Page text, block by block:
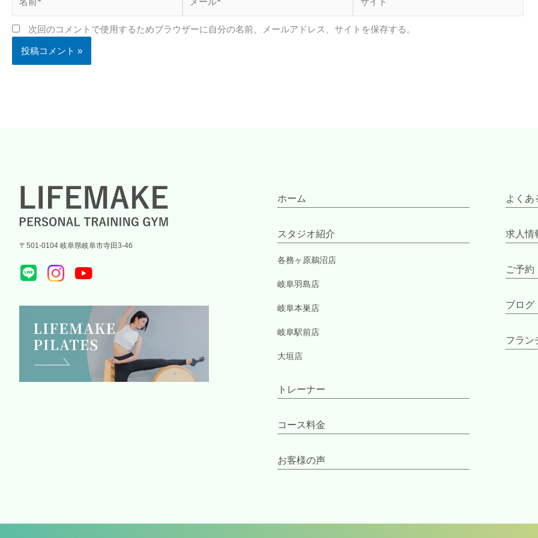
*
ー
*
次回のコメントで使用するためブラウザーに自分の名前、メールアドレス、サイトを保存する。
〒501-0104 岐阜県岐阜市寺田3-46
ホーム
スタジオ紹介
各務ヶ原鵜沼店
岐阜羽島店
岐阜本巣店
岐阜駅前店
大垣店
トレーナー
コース料金
お客様の声
よくあ
求人情
ご予約
ブログ
フラン